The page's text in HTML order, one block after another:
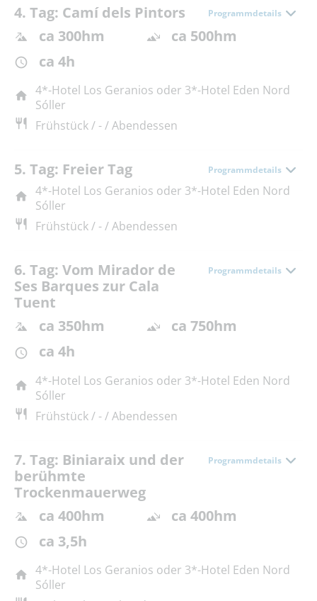
4. Tag: Camí dels Pintors Programmdetails
ca 300hm
ca 500hm
ca 4h
4*-Hotel Los Geranios oder 3*-Hotel Eden Nord
Sóller
Frühstück / - / Abendessen
5. Tag: Freier Tag Programmdetails
4*-Hotel Los Geranios oder 3*-Hotel Eden Nord
Sóller
Frühstück / - / Abendessen
6. Tag: Vom Mirador de
Ses Barques zur Cala
Tuent
Programmdetails
ca 350hm
ca 750hm
ca 4h
4*-Hotel Los Geranios oder 3*-Hotel Eden Nord
Sóller
Frühstück / - / Abendessen
7. Tag: Biniaraix und der
berühmte
Trockenmauerweg
Programmdetails
ca 400hm
ca 400hm
ca 3,5h
4*-Hotel Los Geranios oder 3*-Hotel Eden Nord
Sóller